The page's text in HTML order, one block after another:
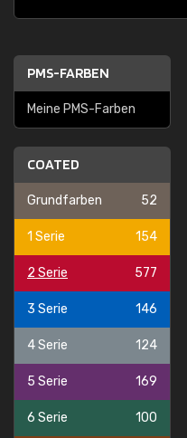
PMS-FARBEN
Meine PMS-Farben
COATED
Grundfarben 52
1 Serie 154
2 Serie 577
3 Serie 146
4 Serie 124
5 Serie 169
6 Serie 100